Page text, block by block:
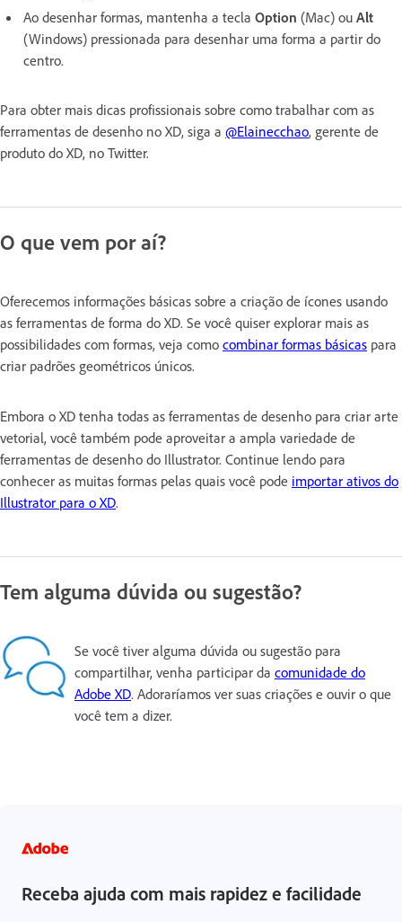
Ao desenhar formas, mantenha a tecla Option (Mac) ou Alt
(Windows) pressionada para desenhar uma forma a partir do
centro.
Para obter mais dicas profissionais sobre como trabalhar com as
ferramentas de desenho no XD, siga a @Elainecchao, gerente de
produto do XD, no Twitter.
O que vem por aí?
Oferecemos informações básicas sobre a criação de ícones usando
as ferramentas de forma do XD. Se você quiser explorar mais as
possibilidades com formas, veja como combinar formas básicas para
criar padrões geométricos únicos.
Embora o XD tenha todas as ferramentas de desenho para criar arte
vetorial, você também pode aproveitar a ampla variedade de
ferramentas de desenho do Illustrator. Continue lendo para
conhecer as muitas formas pelas quais você pode importar ativos do
Illustrator para o XD.
Tem alguma dúvida ou sugestão?
Se você tiver alguma dúvida ou sugestão para
compartilhar, venha participar da comunidade do
Adobe XD. Adoraríamos ver suas criações e ouvir o que
você tem a dizer.
Receba ajuda com mais rapidez e facilidade